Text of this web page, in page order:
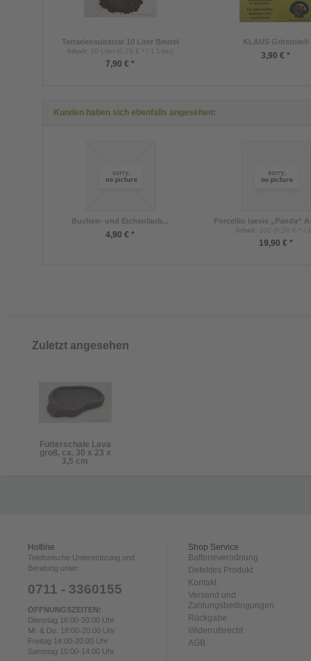
Terrariensubstrat 10 Liter Beutel
Inhalt: 10 Liter (0,79 € * / 1 Liter)
7,90 € *
KLAUS Gritstein®
3,90 € *
Kunden haben sich ebenfalls angesehen:
Buchen- und Eichenlaub...
4,90 € *
Porcellio laevis „Panda“
Inhalt: 100 (0,20 € * /
19,90 € *
Zuletzt angesehen
Futterschale Lava
groß, ca. 30 x 23 x
3,5 cm
Hotline
Telefonische Unterstützung und
Beratung unter:
0711 - 3360155
ÖFFNUNGSZEITEN:
Dienstag 16:00-20:00 Uhr
Mi. & Do. 18:00-20:00 Uhr
Freitag 14:00-20:00 Uhr
Samstag 10:00-14:00 Uhr
Shop Service
Batterieverodnung
Defektes Produkt
Kontakt
Versand und
Zahlungsbedingungen
Rückgabe
Widerrufsrecht
AGB